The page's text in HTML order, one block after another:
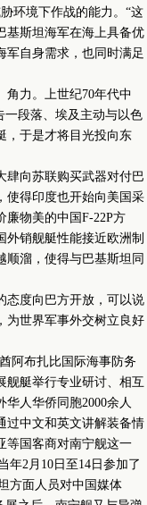
环境下作战的能力。“这
基斯坦海军在海上具备优
军自身需求，也同时满足
力。上世纪70年代中
一段落、埃及主动与以色
，于是才将目光投向东
向苏联购买武器对付巴
使得印度也开始向美国采
廉物美的中国F-22P方
销舰艇性能接近欧洲制
溜，使得与巴基斯坦同
度向巴方开放，可以说
为世界军事外交树立良好
阿布扎比国际海事防务
舰艇举行专业研讨、相互
人华侨同胞2000余人
过中文和英文讲解装备情
等国客商对南宁舰这一
年2月10日至14日参加了
方面人员对中国媒体